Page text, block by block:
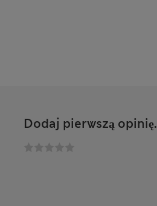
Dodaj pierwszą opinię.